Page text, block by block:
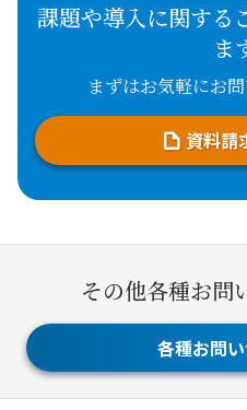
課題や導入に関する
ま
まずはお気軽にお
資料請
その他各種お問
各種お問